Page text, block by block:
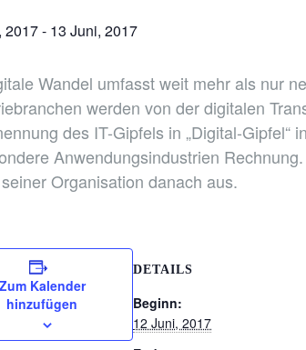
2017- 13 Juni, 2017
Wandel umfasst weit mehr als nur
werden von der digitalen
des IT-Gipfels in „Digital-
Anwendungsindustrien
Organisation danach aus.
Zum Kalender
hinzufügen
DETAILS
Beginn:
12 Juni, 2017